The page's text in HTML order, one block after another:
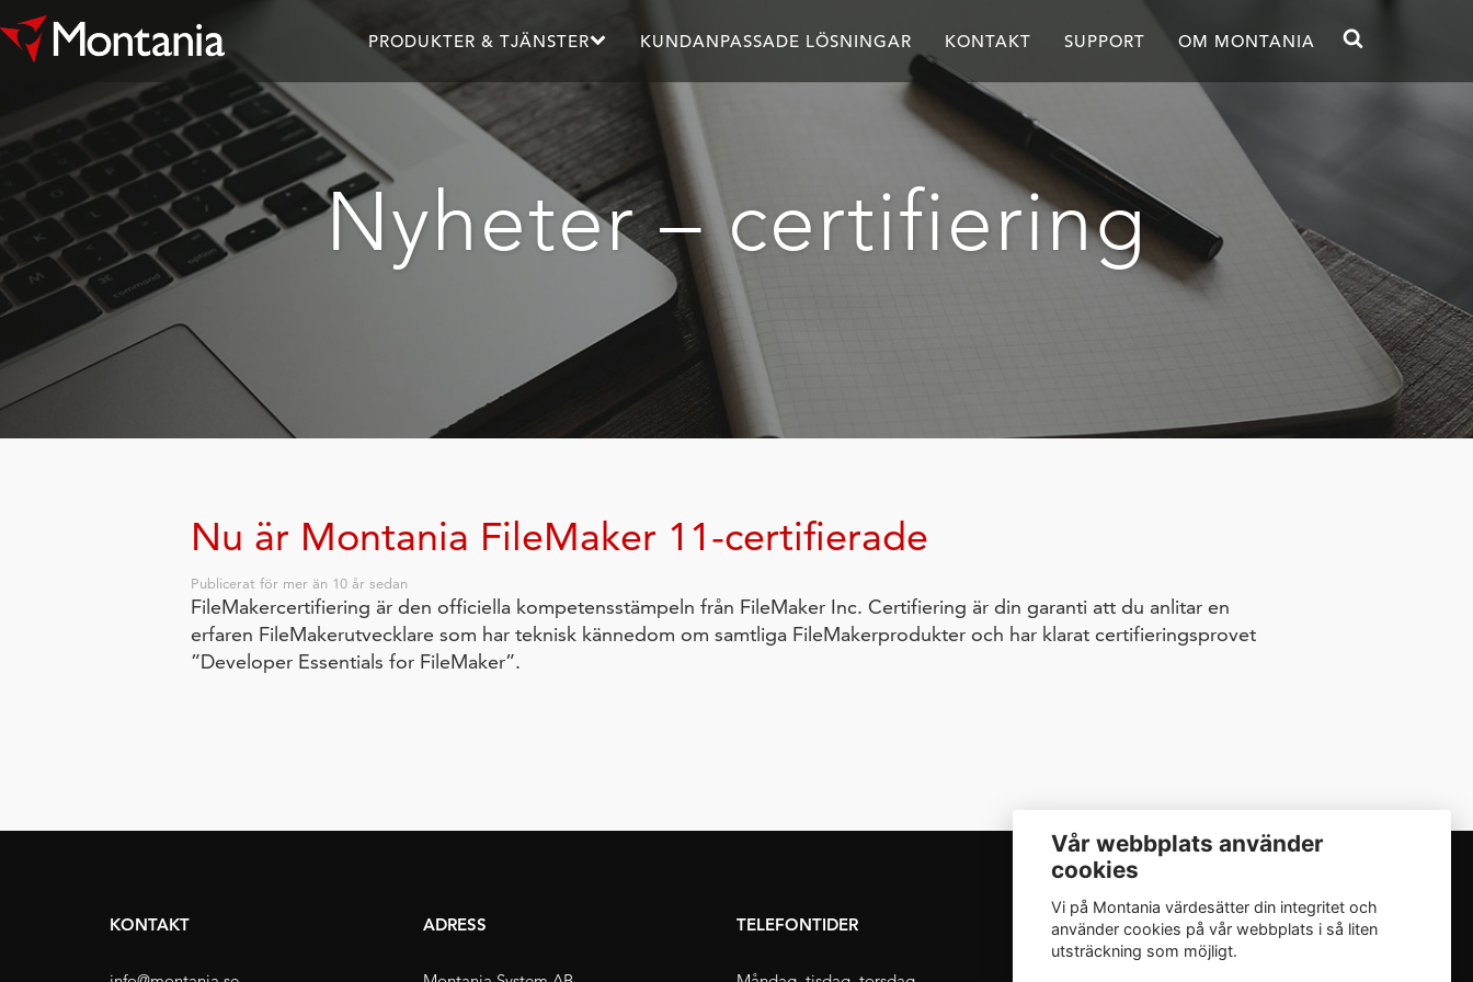
PRODUKTER & TJÄNSTER KUNDANPASSADE LÖSNINGAR KONTAKT SUPPORT OM MONTANIA
Nyheter – certifiering
Nu är Montania FileMaker 11-certifierade
Publicerat för mer än 10 år sedan
FileMakercertifiering är den officiella kompetensstämpeln från FileMaker Inc. Certifiering är din garanti att du anlitar en
erfaren FileMakerutvecklare som har teknisk kännedom om samtliga FileMakerprodukter och har klarat certifieringsprovet
”Developer Essentials for FileMaker”.
KONTAKT ADRESS TELEFONTIDER INTEGRITET
Vår webbplats använder
cookies
Vi på Montania värdesätter din integritet och
använder cookies på vår webbplats i så liten
utsträckning som möjligt.